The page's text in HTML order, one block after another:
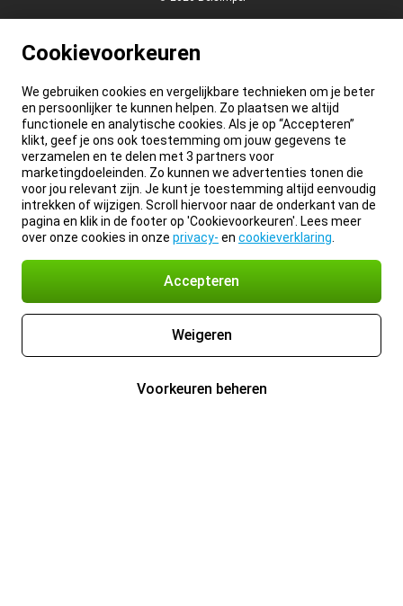
Cookievoorkeuren
We gebruiken cookies en vergelijkbare technieken om je beter
en persoonlijker te kunnen helpen. Zo plaatsen we altijd
functionele en analytische cookies. Als je op “Accepteren”
klikt, geef je ons ook toestemming om jouw gegevens te
verzamelen en te delen met 3 partners voor
marketingdoeleinden. Zo kunnen we advertenties tonen die
voor jou relevant zijn. Je kunt je toestemming altijd eenvoudig
intrekken of wijzigen. Scroll hiervoor naar de onderkant van de
pagina en klik in de footer op 'Cookievoorkeuren'. Lees meer
over onze cookies in onze privacy- en cookieverklaring
Accepteren
Weigeren
Voorkeuren beheren